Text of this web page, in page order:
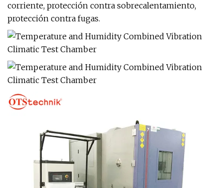
corriente, protección contra sobrecalentamiento,
protección contra fugas.